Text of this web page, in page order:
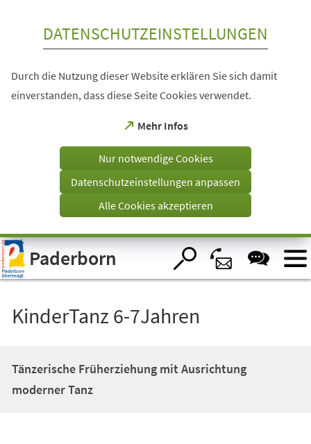
Visuelle
Assistenzsoftware
öffnen.
DATENSCHUTZEINSTELLUNGEN
Durch die Nutzung dieser Website erklären Sie sich damit
einverstanden, dass diese Seite Cookies verwendet.
Mehr Infos
(Öffnet
einem
Tab)
Nur notwendige Cookies
Datenschutzeinstellungen anpassen
Alle Cookies akzeptieren
Paderborn
KinderTanz 6-7Jahren
Tänzerische Früherziehung mit Ausrichtung
moderner Tanz